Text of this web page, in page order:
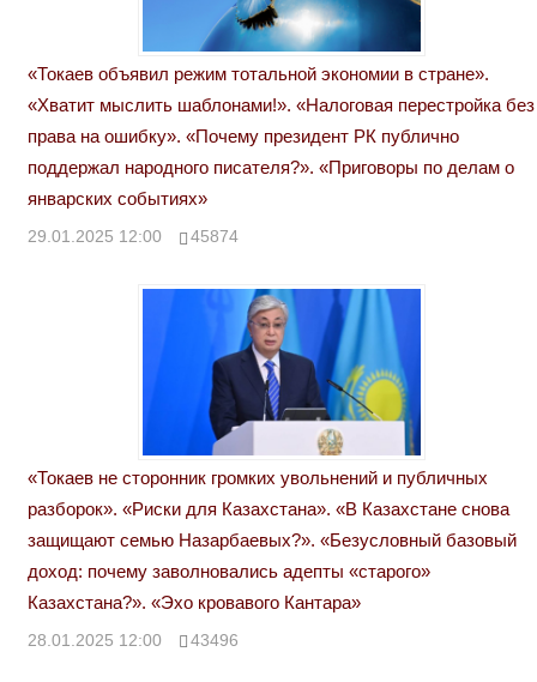
«Токаев объявил режим тотальной экономии в стране».
«Хватит мыслить шаблонами!». «Налоговая перестройка без
права на ошибку». «Почему президент РК публично
поддержал народного писателя?». «Приговоры по делам о
январских событиях»
29.01.2025 12:00 45874
«Токаев не сторонник громких увольнений и публичных
разборок». «Риски для Казахстана». «В Казахстане снова
защищают семью Назарбаевых?». «Безусловный базовый
доход: почему заволновались адепты «старого»
Казахстана?». «Эхо кровавого Кантара»
28.01.2025 12:00 43496